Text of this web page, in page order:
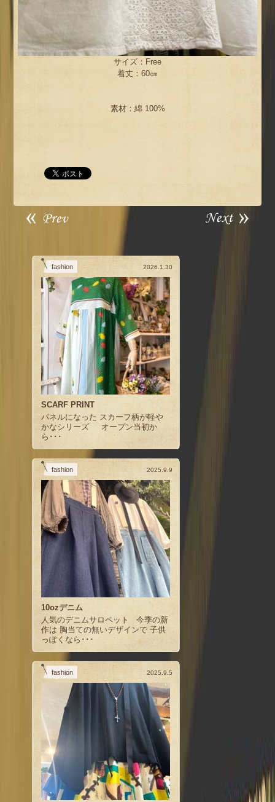
サイズ：Free
着丈：60㎝
素材：綿 100%
fashion 2026.1.30
SCARF PRINT
パネルになった スカーフ柄が軽や
かなシリーズ オープン当初か
ら･･･
fashion 2025.9.9
10ozデニム
人気のデニムサロペット 今季の新
作は 胸当ての無いデザインで 子供
っぽくなら･･･
fashion 2025.9.5